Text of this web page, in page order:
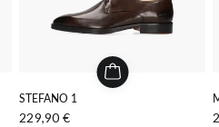
STEFANO 1
229,90 €